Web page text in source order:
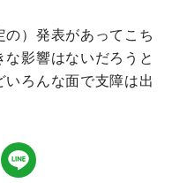
）発表があってこち
影響はないだろうと
ろんな面で支障は出